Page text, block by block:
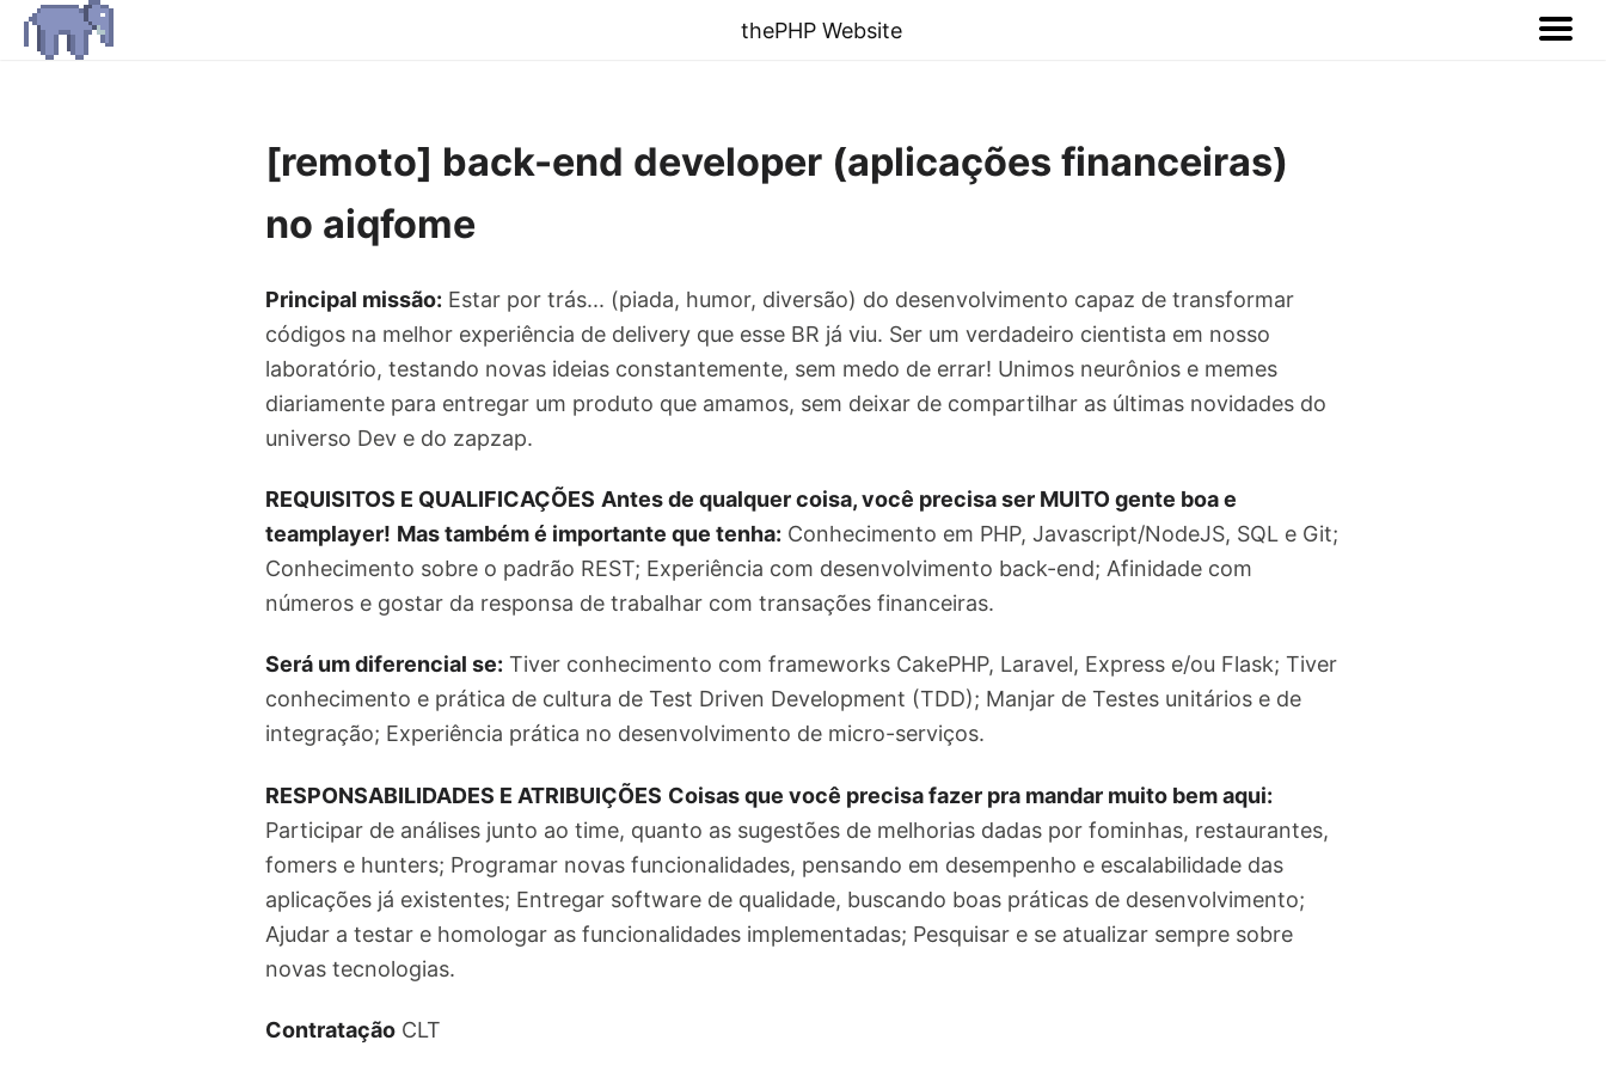
thePHP Website
[remoto] back-end developer (aplicações financeiras)
no aiqfome
Principal missão: Estar por trás... (piada, humor, diversão) do desenvolvimento capaz de transformar
códigos na melhor experiência de delivery que esse BR já viu. Ser um verdadeiro cientista em nosso
laboratório, testando novas ideias constantemente, sem medo de errar! Unimos neurônios e memes
diariamente para entregar um produto que amamos, sem deixar de compartilhar as últimas novidades do
universo Dev e do zapzap.
REQUISITOS E QUALIFICAÇÕES Antes de qualquer coisa, você precisa ser MUITO gente boa e
teamplayer! Mas também é importante que tenha: Conhecimento em PHP, Javascript/NodeJS, SQL e Git;
Conhecimento sobre o padrão REST; Experiência com desenvolvimento back-end; Afinidade com
números e gostar da responsa de trabalhar com transações financeiras.
Será um diferencial se: Tiver conhecimento com frameworks CakePHP, Laravel, Express e/ou Flask; Tiver
conhecimento e prática de cultura de Test Driven Development (TDD); Manjar de Testes unitários e de
integração; Experiência prática no desenvolvimento de micro-serviços.
RESPONSABILIDADES E ATRIBUIÇÕES Coisas que você precisa fazer pra mandar muito bem aqui:
Participar de análises junto ao time, quanto as sugestões de melhorias dadas por fominhas, restaurantes,
fomers e hunters; Programar novas funcionalidades, pensando em desempenho e escalabilidade das
aplicações já existentes; Entregar software de qualidade, buscando boas práticas de desenvolvimento;
Ajudar a testar e homologar as funcionalidades implementadas; Pesquisar e se atualizar sempre sobre
novas tecnologias.
Contratação CLT